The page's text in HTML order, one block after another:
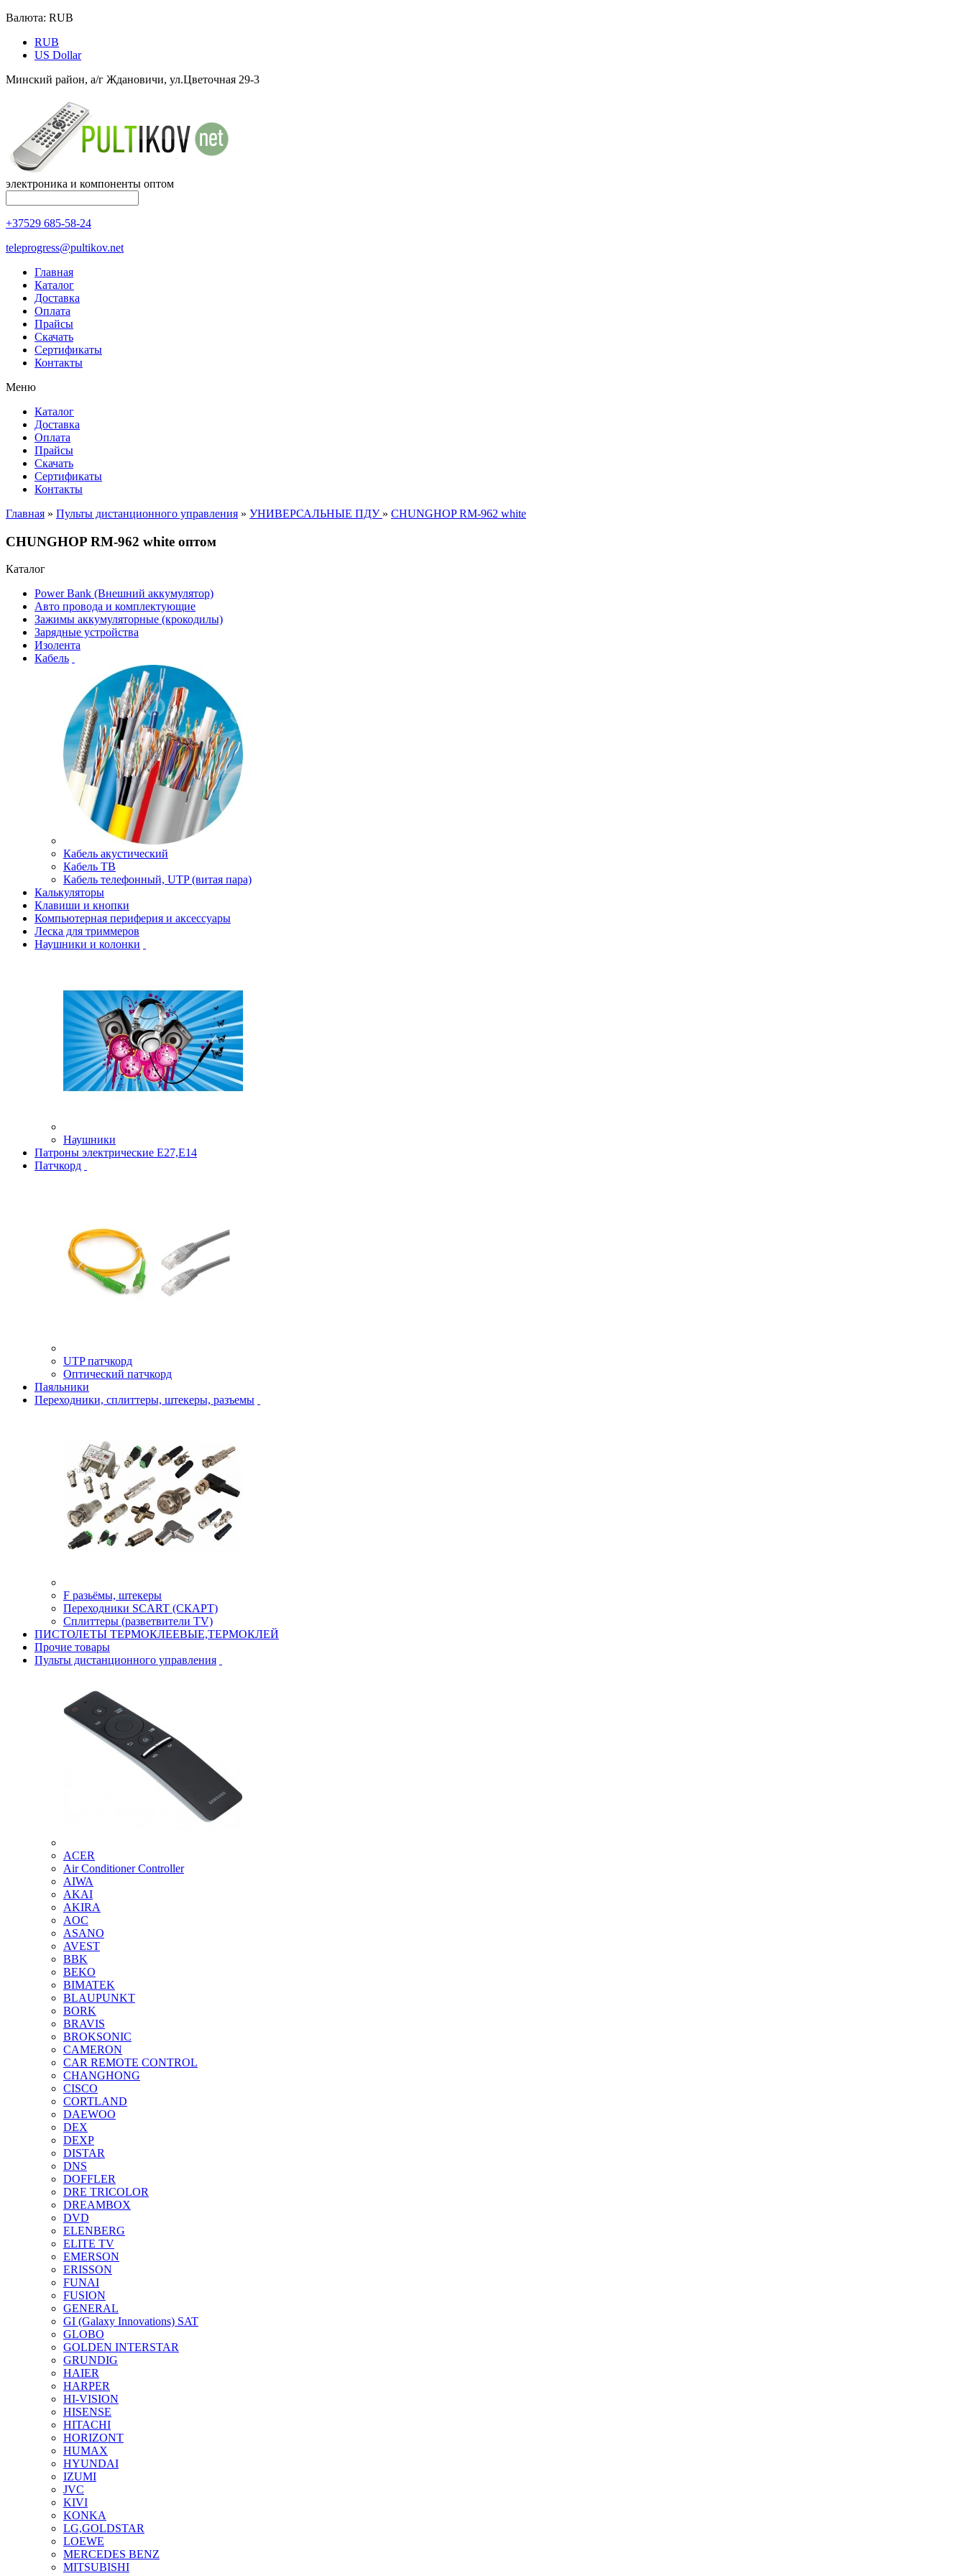
Валюта: RUB
RUB
US Dollar
Минский район, а/г Ждановичи, ул.Цветочная 29-3
электроника и компоненты оптом
+37529 685-58-24
teleprogress@pultikov.net
Главная
Каталог
Доставка
Оплата
Прайсы
Cкачать
Сертификаты
Контакты
Меню
Каталог
Доставка
Оплата
Прайсы
Cкачать
Сертификаты
Контакты
Главная » Пульты дистанционного управления » УНИВЕРСАЛЬНЫЕ ПДУ » CHUNGHOP RM-962 white
CHUNGHOP RM-962 white оптом
Каталог
Power Bank (Внешний аккумулятор)
Авто провода и комплектующие
Зажимы аккумуляторные (крокодилы)
Зарядные устройства
Изолента
Кабель
Кабель акустический
Кабель ТВ
Кабель телефонный, UTP (витая пара)
Калькуляторы
Клавиши и кнопки
Компьютерная периферия и аксессуары
Леска для триммеров
Наушники и колонки
Наушники
Патроны электрические Е27,Е14
Патчкорд
UTP патчкорд
Оптический патчкорд
Паяльники
Переходники, сплиттеры, штекеры, разъемы
F разьёмы, штекеры
Переходники SCART (СКАРТ)
Сплиттеры (разветвители TV)
ПИСТОЛЕТЫ ТЕРМОКЛЕЕВЫЕ,ТЕРМОКЛЕЙ
Прочие товары
Пульты дистанционного управления
ACER
Air Conditioner Controller
AIWA
AKAI
AKIRA
AOC
ASANO
AVEST
BBK
BEKO
BIMATEK
BLAUPUNKT
BORK
BRAVIS
BROKSONIC
CAMERON
CAR REMOTE CONTROL
CHANGHONG
CISCO
CORTLAND
DAEWOO
DEX
DEXP
DISTAR
DNS
DOFFLER
DRE TRICOLOR
DREAMBOX
DVD
ELENBERG
ELITE TV
EMERSON
ERISSON
FUNAI
FUSION
GENERAL
GI (Galaxy Innovations) SAT
GLOBO
GOLDEN INTERSTAR
GRUNDIG
HAIER
HARPER
HI-VISION
HISENSE
HITACHI
HORIZONT
HUMAX
HYUNDAI
IZUMI
JVC
KIVI
KONKA
LG,GOLDSTAR
LOEWE
MERCEDES BENZ
MITSUBISHI